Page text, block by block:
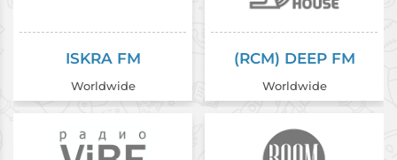
ISKRA FM
Worldwide
(RCM) DEEP FM
Worldwide